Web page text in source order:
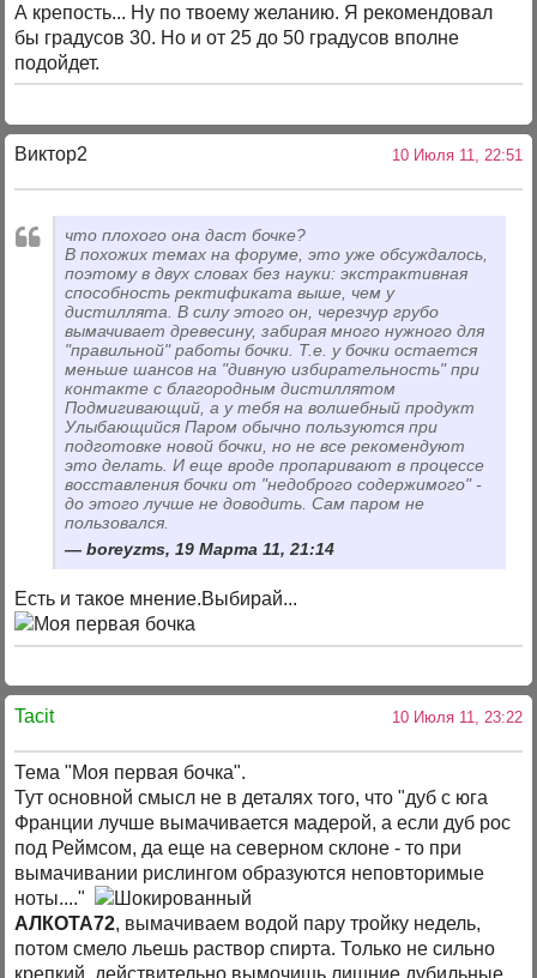
А крепость... Ну по твоему желанию. Я рекомендовал
бы градусов 30. Но и от 25 до 50 градусов вполне
подойдет.
Виктор2 10 Июля 11, 22:51
что плохого она даст бочке?
В похожих темах на форуме, это уже обсуждалось,
поэтому в двух словах без науки: экстрактивная
способность ректификата выше, чем у
дистиллята. В силу этого он, черезчур грубо
вымачивает древесину, забирая много нужного для
"правильной" работы бочки. Т.е. у бочки остается
меньше шансов на "дивную избирательность" при
контакте с благородным дистиллятом
Подмигивающий, а у тебя на волшебный продукт
Улыбающийся Паром обычно пользуются при
подготовке новой бочки, но не все рекомендуют
это делать. И еще вроде пропаривают в процессе
восставления бочки от "недоброго содержимого" -
до этого лучше не доводить. Сам паром не
пользовался.
boreyzms, 19 Марта 11, 21:14
Есть и такое мнение.Выбирай...
Tacit 10 Июля 11, 23:22
Тема "Моя первая бочка".
Тут основной смысл не в деталях того, что "дуб с юга
Франции лучше вымачивается мадерой, а если дуб рос
под Реймсом, да еще на северном склоне - то при
вымачивании рислингом образуются неповторимые
ноты...."
АЛКОТА72, вымачиваем водой пару тройку недель,
потом смело льешь раствор спирта. Только не сильно